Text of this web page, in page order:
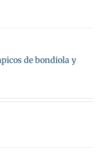
de bondiola y